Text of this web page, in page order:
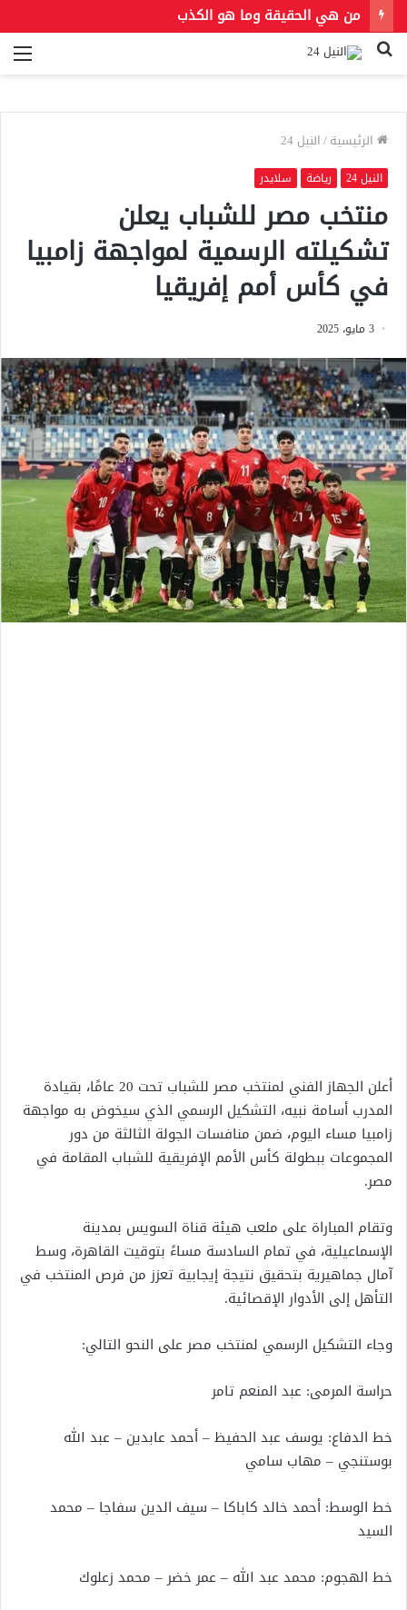
من هي الحقيقة وما هو الكذب
بحث
الرئيسية/النيل 24
النيل 24 رياضة سلايدر
منتخب مصر للشباب يعلن
تشكيلته الرسمية لمواجهة زامبيا
في كأس أمم إفريقيا
3 مايو، 2025
أعلن الجهاز الفني لمنتخب مصر للشباب تحت 20 عامًا، بقيادة
المدرب أسامة نبيه، التشكيل الرسمي الذي سيخوض به مواجهة
زامبيا مساء اليوم، ضمن منافسات الجولة الثالثة من دور
المجموعات ببطولة كأس الأمم الإفريقية للشباب المقامة في
مصر.
وتقام المباراة على ملعب هيئة قناة السويس بمدينة
الإسماعيلية، في تمام السادسة مساءً بتوقيت القاهرة، وسط
آمال جماهيرية بتحقيق نتيجة إيجابية تعزز من فرص المنتخب في
التأهل إلى الأدوار الإقصائية.
وجاء التشكيل الرسمي لمنتخب مصر على النحو التالي:
حراسة المرمى: عبد المنعم تامر
خط الدفاع: يوسف عبد الحفيظ – أحمد عابدين – عبد الله
بوستنجي – مهاب سامي
خط الوسط: أحمد خالد كاباكا – سيف الدين سفاجا – محمد
السيد
خط الهجوم: محمد عبد الله – عمر خضر – محمد زعلوك